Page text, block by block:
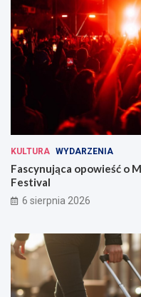
KULTURA WYDARZENIA
Fascynująca opowieść o
Festival
6 sierpnia 2026